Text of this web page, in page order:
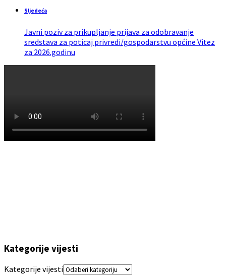
Sljedeća
Javni poziv za prikupljanje prijava za odobravanje
sredstava za poticaj privredi/gospodarstvu općine Vitez
za 2026.godinu
Kategorije vijesti
Kategorije vijesti